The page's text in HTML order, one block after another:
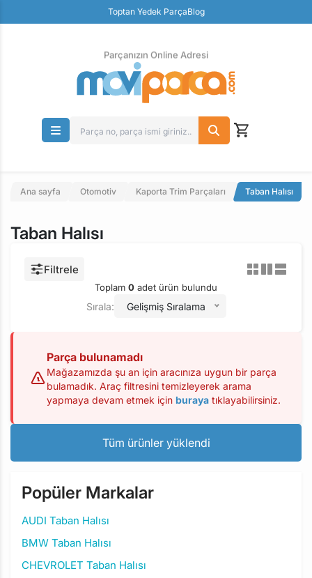
Toptan Yedek ParçaBlog
Parçanızın Online Adresi
Ana sayfa Otomotiv Kaporta Trim Parçaları Taban Halısı
Taban Halısı
Filtrele
Toplam 0 adet ürün bulundu
Sırala: Gelişmiş Sıralama
Parça bulunamadı
Mağazamızda şu an için aracınıza uygun bir parça
bulamadık. Araç filtresini temizleyerek arama
yapmaya devam etmek için buraya tıklayabilirsiniz.
Tüm ürünler yüklendi
Popüler Markalar
AUDI Taban Halısı
BMW Taban Halısı
CHEVROLET Taban Halısı